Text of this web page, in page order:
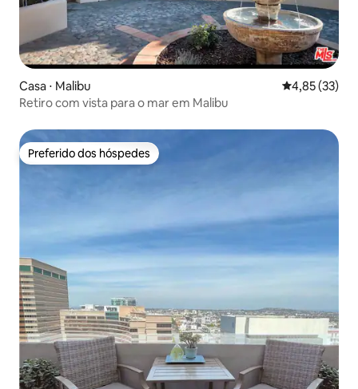
Casa ⋅ Malibu 4,85 de uma
4,85 (33)
Retiro com vista para o mar em Malibu
Preferido dos hóspedes
Preferido dos hóspedes